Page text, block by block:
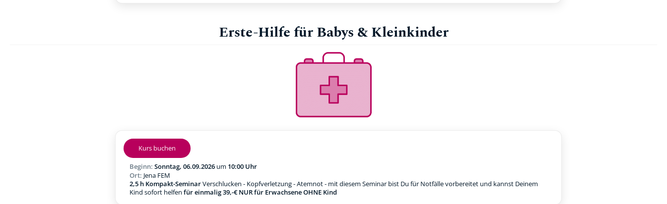
Erste-Hilfe für Babys & Kleinkinder
Kurs buchen
Beginn: Sonntag, 06.09.2026 um 10:00 Uhr
Ort: Jena FEM
2,5 h Kompakt-SeminarVerschlucken - Kopfverletzung - Atemnot - mit diesem Seminar bist Du für Notfälle vorbereitet und kannst Deinem
Kind sofort helfen für einmalig 39,-€ NUR für Erwachsene OHNE Kind